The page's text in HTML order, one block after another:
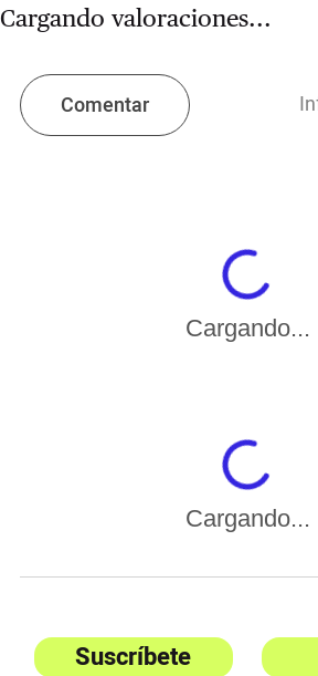
Cargando valoraciones...
Comentar
Cargando...
Cargando...
Suscríbete